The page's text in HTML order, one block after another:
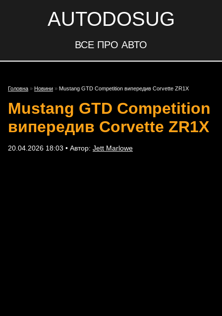
AUTODOSUG
ВСЕ ПРО АВТО
Головна » Новини » Mustang GTD Competition випередив Corvette ZR1X
Mustang GTD Competition
випередив Corvette ZR1X
20.04.2026 18:03 • Автор: Jett Marlowe